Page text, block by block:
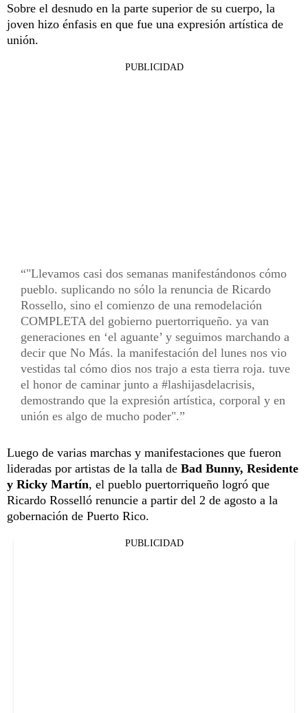
Sobre el desnudo en la parte superior de su cuerpo, la
joven hizo énfasis en que fue una expresión artística de
unión.
PUBLICIDAD
"Llevamos casi dos semanas manifestándonos cómo
pueblo. suplicando no sólo la renuncia de Ricardo
Rossello, sino el comienzo de una remodelación
COMPLETA del gobierno puertorriqueño. ya van
generaciones en ‘el aguante’ y seguimos marchando a
decir que No Más. la manifestación del lunes nos vio
vestidas tal cómo dios nos trajo a esta tierra roja. tuve
el honor de caminar junto a #lashijasdelacrisis,
demostrando que la expresión artística, corporal y en
unión es algo de mucho poder".
Luego de varias marchas y manifestaciones que fueron
lideradas por artistas de la talla de Bad Bunny, Residente
y Ricky Martín, el pueblo puertorriqueño logró que
Ricardo Rosselló renuncie a partir del 2 de agosto a la
gobernación de Puerto Rico.
PUBLICIDAD